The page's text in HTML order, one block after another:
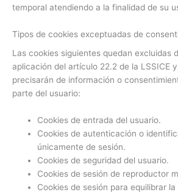
temporal atendiendo a la finalidad de su
Tipos de cookies exceptuadas de
Las cookies siguientes quedan excluidas
aplicación del artículo 22.2 de la LSSICE
precisarán de información o
parte del usuario:
Cookies de entrada del usuario.
Cookies de autenticación o
únicamente de sesión.
Cookies de seguridad del usuario.
Cookies de sesión de reproductor
Cookies de sesión para equilibrar la